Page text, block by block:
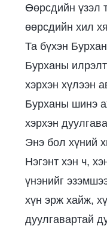
Өөрсдийн үзэл
өөрсдийн хил
Та бүхэн
Бурханы
хэрхэн хүлээн
Бурханы шинэ
хэрхэн
Энэ бол хүний
Нэгэнт хэн ч,
үнэнийг
хүн эрж хайж,
дуулгавартай